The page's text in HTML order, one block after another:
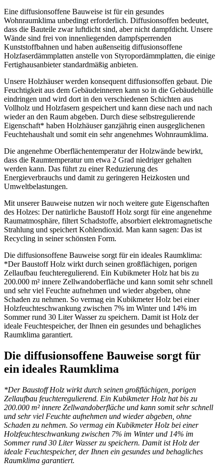
Eine diffusionsoffene Bauweise ist für ein gesundes
Wohnraumklima unbedingt erforderlich. Diffusionsoffen bedeutet,
dass die Bauteile zwar luftdicht sind, aber nicht dampfdicht. Unsere
Wände sind frei von innenliegenden dampfsperrenden
Kunststoffbahnen und haben außenseitig diffusionsoffene
Holzfaserdämmplatten anstelle von Styropordämmplatten, die einige
Fertighausanbieter standardmäßig anbieten.
Unsere Holzhäuser werden konsequent diffusionsoffen gebaut. Die
Feuchtigkeit aus dem Gebäudeinneren kann so in die Gebäudehülle
eindringen und wird dort in den verschiedenen Schichten aus
Vollholz und Holzfasern gespeichert und kann diese nach und nach
wieder an den Raum abgeben. Durch diese selbstregulierende
Eigenschaft* haben Holzhäuser ganzjährig einen ausgeglichenen
Feuchtehaushalt und somit ein sehr angenehmes Wohnraumklima.
Die angenehme Oberflächentemperatur der Holzwände bewirkt,
dass die Raumtemperatur um etwa 2 Grad niedriger gehalten
werden kann. Das führt zu einer Reduzierung des
Energieverbrauchs und damit zu geringeren Heizkosten und
Umweltbelastungen.
Mit unserer Bauweise nutzen wir noch weitere gute Eigenschaften
des Holzes: Der natürliche Baustoff Holz sorgt für eine angenehme
Raumatmosphäre, filtert Schadstoffe, absorbiert elektromagnetische
Strahlung und speichert Kohlendioxid. Man kann sagen: Das ist
Recycling in seiner schönsten Form.
Die diffusionsoffene Bauweise sorgt für ein ideales Raumklima:
*Der Baustoff Holz wirkt durch seinen großflächigen, porigen
Zellaufbau feuchteregulierend. Ein Kubikmeter Holz hat bis zu
200.000 m² innere Zellwandoberfläche und kann somit sehr schnell
und sehr viel Feuchte aufnehmen und wieder abgeben, ohne
Schaden zu nehmen. So vermag ein Kubikmeter Holz bei einer
Holzfeuchteschwankung zwischen 7% im Winter und 14% im
Sommer rund 30 Liter Wasser zu speichern. Damit ist Holz der
ideale Feuchtespeicher, der Ihnen ein gesundes und behagliches
Raumklima garantiert.
Die diffusionsoffene Bauweise sorgt für
ein ideales Raumklima
*Der Baustoff Holz wirkt durch seinen großflächigen, porigen
Zellaufbau feuchteregulierend. Ein Kubikmeter Holz hat bis zu
200.000 m² innere Zellwandoberfläche und kann somit sehr schnell
und sehr viel Feuchte aufnehmen und wieder abgeben, ohne
Schaden zu nehmen. So vermag ein Kubikmeter Holz bei einer
Holzfeuchteschwankung zwischen 7% im Winter und 14% im
Sommer rund 30 Liter Wasser zu speichern. Damit ist Holz der
ideale Feuchtespeicher, der Ihnen ein gesundes und behagliches
Raumklima garantiert.